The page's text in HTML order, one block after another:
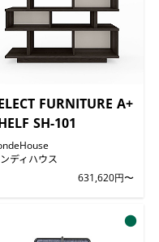
FURNITURE A+
SH-101
ディハウス
631,620円〜
●